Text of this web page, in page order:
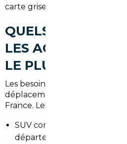
carte grise française.
QUELS TYPES DE
LES ACHETEURS
LE PLUS À LA
Les besoins sont variés selon
déplacements en Essonne ou
France. Les préférences
SUV compacts pour familles
départementaux.